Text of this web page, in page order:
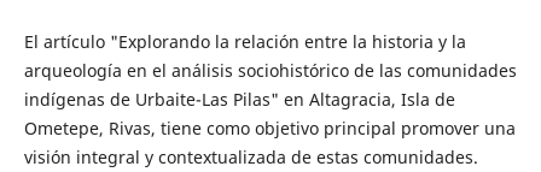
El artículo "Explorando la relación entre la historia y la
arqueología en el análisis sociohistórico de las comunidades
indígenas de Urbaite-Las Pilas" en Altagracia, Isla de
Ometepe, Rivas, tiene como objetivo principal promover una
visión integral y contextualizada de estas comunidades.